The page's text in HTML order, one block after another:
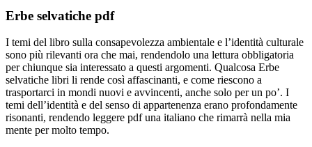
Erbe selvatiche pdf
I temi del libro sulla consapevolezza ambientale e l’identità culturale
sono più rilevanti ora che mai, rendendolo una lettura obbligatoria
per chiunque sia interessato a questi argomenti. Qualcosa Erbe
selvatiche libri li rende così affascinanti, e come riescono a
trasportarci in mondi nuovi e avvincenti, anche solo per un po’. I
temi dell’identità e del senso di appartenenza erano profondamente
risonanti, rendendo leggere pdf una italiano che rimarrà nella mia
mente per molto tempo.